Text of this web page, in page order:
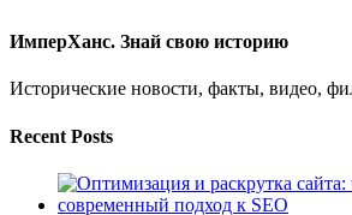
ИмперХанс. Знай свою историю
Исторические новости, факты, видео,
Recent Posts